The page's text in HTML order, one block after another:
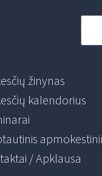
žinynas
kalendorius
/ Apklausa